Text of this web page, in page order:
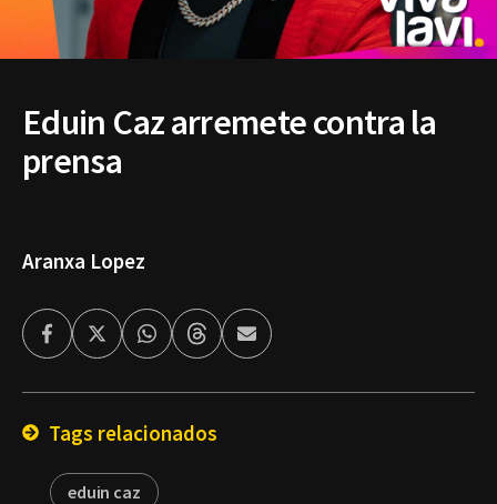
Eduin Caz arremete contra la
prensa
Aranxa Lopez
FacebookTwitterWhatsappThreadsEnviar
por
Tags relacionados
eduin caz